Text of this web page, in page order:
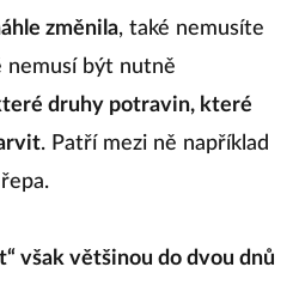
změnila, také nemusíte
nemusí být nutně
druhy potravin, které
. Patří mezi ně například
však většinou do dvou dnů